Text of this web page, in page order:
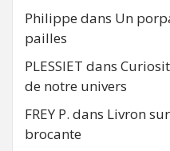
Philippe dans Un
pailles
PLESSIET dans
de notre univers
FREY P. dans Livron
brocante